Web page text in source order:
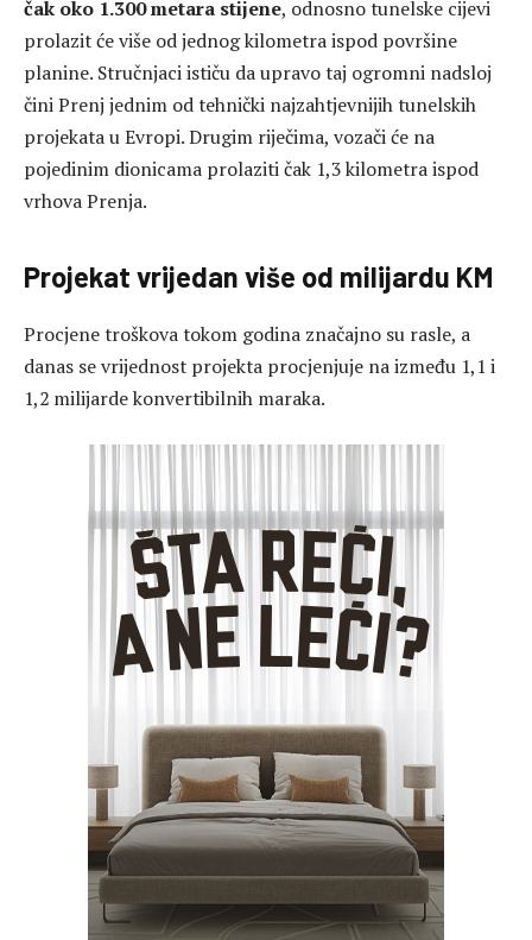
čak oko 1.300 metara stijene, odnosno tunelske cijevi
prolazit će više od jednog kilometra ispod površine
planine. Stručnjaci ističu da upravo taj ogromni nadsloj
čini Prenj jednim od tehnički najzahtjevnijih tunelskih
projekata u Evropi. Drugim riječima, vozači će na
pojedinim dionicama prolaziti čak 1,3 kilometra ispod
vrhova Prenja.
Projekat vrijedan više od milijardu KM
Procjene troškova tokom godina značajno su rasle, a
danas se vrijednost projekta procjenjuje na između 1,1 i
1,2 milijarde konvertibilnih maraka.